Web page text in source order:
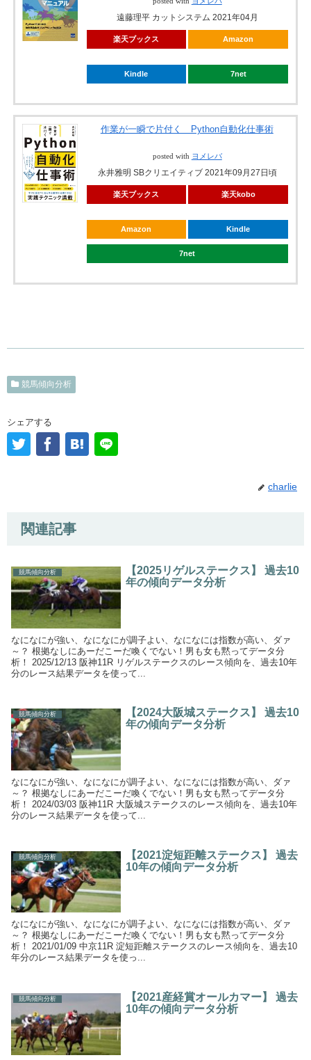
遠藤理平 カットシステム 2021年04月
楽天ブックス Amazon
Kindle 7net
作業が一瞬で片付く Python自動化仕事術
posted with ヨメレバ
永井雅明 SBクリエイティブ 2021年09月27日頃
楽天ブックス 楽天kobo
Amazon Kindle
7net
競馬傾向分析
シェアする
charlie
関連記事
競馬傾向分析
【2025リゲルステークス】 過去10
年の傾向データ分析
なになにが強い、なになにが調子よい、なになには指数が高い、ダァ
～？ 根拠なしにあーだこーだ喚くでない！男も女も黙ってデータ分
析！ 2025/12/13 阪神11R リゲルステークスのレース傾向を、過去10年
分のレース結果データを使って...
競馬傾向分析
【2024大阪城ステークス】 過去10
年の傾向データ分析
なになにが強い、なになにが調子よい、なになには指数が高い、ダァ
～？ 根拠なしにあーだこーだ喚くでない！男も女も黙ってデータ分
析！ 2024/03/03 阪神11R 大阪城ステークスのレース傾向を、過去10年
分のレース結果データを使って...
競馬傾向分析
【2021淀短距離ステークス】 過去
10年の傾向データ分析
なになにが強い、なになにが調子よい、なになには指数が高い、ダァ
～？ 根拠なしにあーだこーだ喚くでない！男も女も黙ってデータ分
析！ 2021/01/09 中京11R 淀短距離ステークスのレース傾向を、過去10
年分のレース結果データを使っ...
競馬傾向分析
【2021産経賞オールカマー】 過去
10年の傾向データ分析